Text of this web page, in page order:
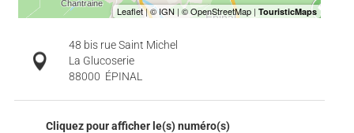
48 bis rue Saint Michel
La Glucoserie
88000 ÉPINAL
Cliquez pour afficher le(s) numéro(s)